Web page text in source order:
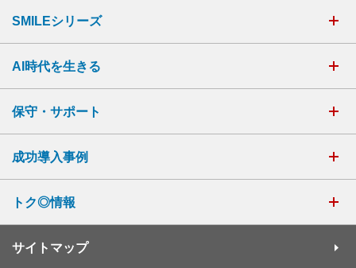
SMILEシリーズ
AI時代を生きる
保守・サポート
成功導入事例
トク◎情報
サイトマップ